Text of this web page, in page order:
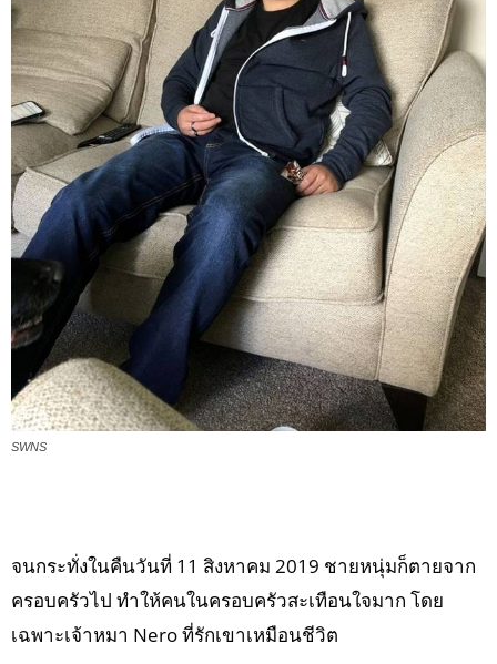
SWNS
จนกระทั่งในคืนวันที่ 11 สิงหาคม 2019 ชายหนุ่มก็ตายจาก
ครอบครัวไป ทำให้คนในครอบครัวสะเทือนใจมาก โดย
เฉพาะเจ้าหมา Nero ที่รักเขาเหมือนชีวิต